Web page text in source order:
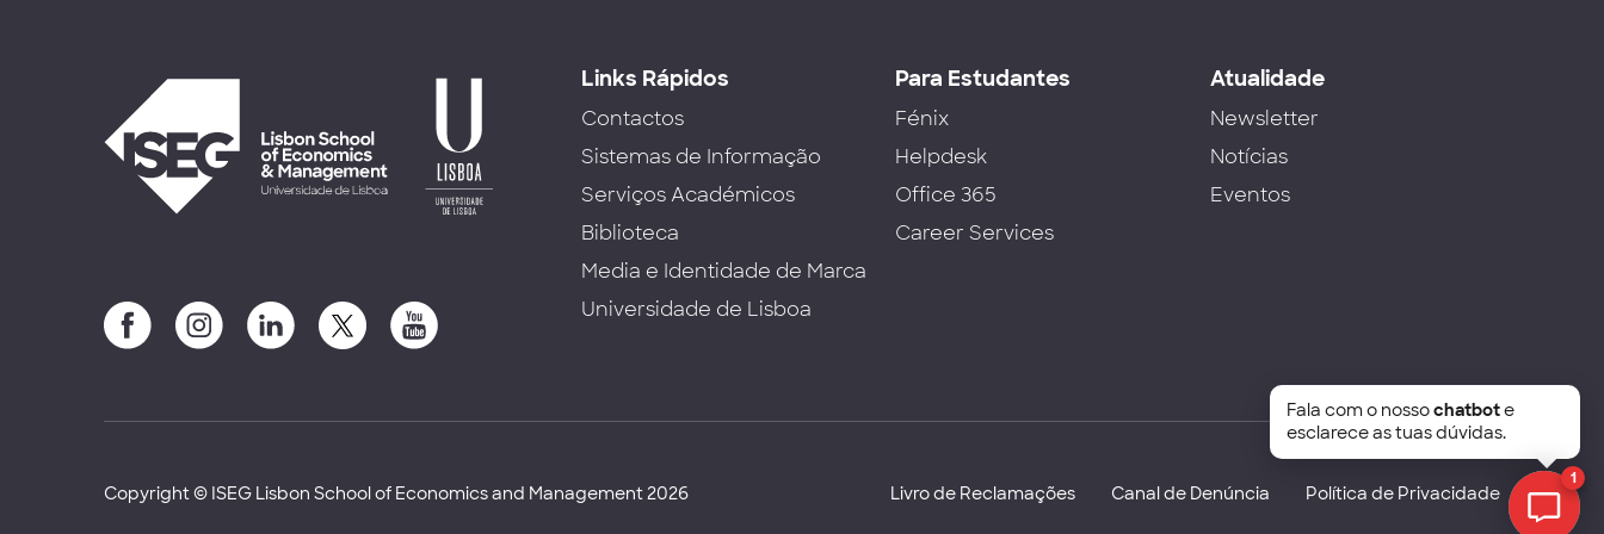
Links Rápidos
Contactos
Sistemas de Informação
Serviços Académicos
Biblioteca
Media e Identidade de Marca
Universidade de Lisboa
Para Estudantes
Fénix
Helpdesk
Office 365
Career Services
Atualidade
Newsletter
Notícias
Eventos
Copyright © ISEG Lisbon School of Economics and Management 2026 Livro de Reclamações Canal de Denúncia Política de Privacidade
1
Fala com o nossochatbote
esclarece as tuas dúvidas.